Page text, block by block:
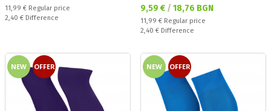
Regular price:
11,99 € Regular price
Спестявате:
2,40 € Difference
Текуща цена:
9,59 € / 18,76 BGN
Regular price:
11,99 € Regular price
Спестявате:
2,40 € Difference
NEW OFFER NEW OFFER